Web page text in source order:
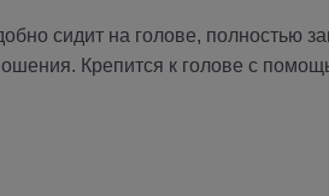
сидит на голове, полностью
Крепится к голове с